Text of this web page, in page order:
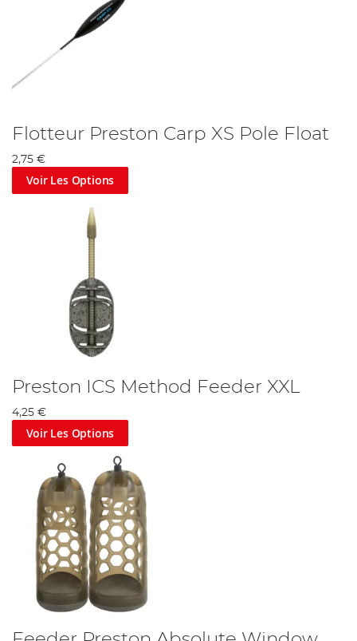
Flotteur Preston Carp XS Pole Float
2,75 €
Voir Les Options
Preston ICS Method Feeder XXL
4,25 €
Voir Les Options